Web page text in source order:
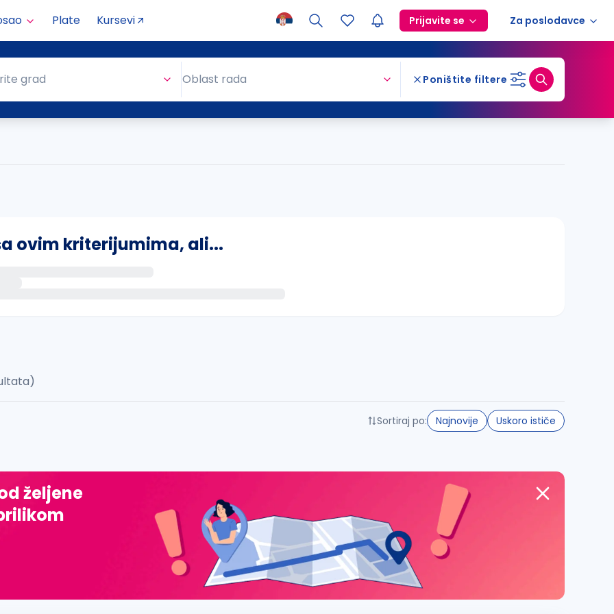
Plate Kursevi Prijavite se Za poslodavce
grad Oblast rada Poništite filtere
ovim kriterijumima, ali...
đ, ž, dž)
Sortiraj po: Najnovije Uskoro ističe
željene